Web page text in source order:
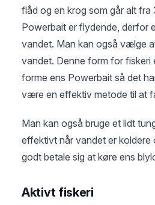
flåd og en krog som går alt
Powerbait er flydende, derfor
vandet. Man kan også vælge
vandet. Denne form for fiskeri
forme ens Powerbait så det
være en effektiv metode til at
Man kan også bruge et lidt
effektivt når vandet er koldere
godt betale sig at køre ens
Aktivt fiskeri